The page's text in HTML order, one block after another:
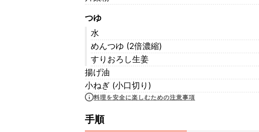
つゆ
水
めんつゆ (2倍濃縮)
すりおろし生姜
揚げ油
小ねぎ (小口切り)
料理を安全に楽しむための注意事項
手順